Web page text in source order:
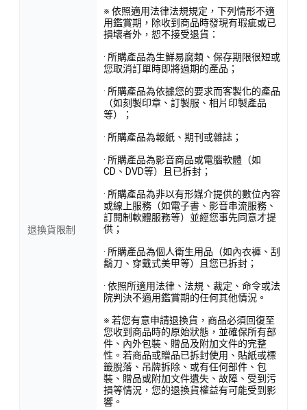
退換貨限制
※ 依照適用法律法規規定，下列情形不適
用鑑賞期，除收到商品時發現有瑕疵或已
損壞者外，恕不接受退貨：
· 所購產品為生鮮易腐類、保存期限很短或
您取消訂單時即將過期的產品；
· 所購產品為依據您的要求而客製化的產品
（如刻製印章、訂製服、相片印製產品
等）；
· 所購產品為報紙、期刊或雜誌；
· 所購產品為影音商品或電腦軟體（如
CD、DVD等）且已拆封；
· 所購產品為非以有形媒介提供的數位內容
或線上服務（如電子書、影音串流服務、
訂閱制軟體服務等）並經您事先同意才提
供；
· 所購產品為個人衛生用品（如內衣褲、刮
鬍刀、穿戴式美甲等）且您已拆封；
· 依照所適用法律、法規、裁定、命令或法
院判決不適用鑑賞期的任何其他情況。
※ 若您有意申請退換貨，商品必須回復至
您收到商品時的原始狀態，並確保所有部
件、內外包裝、贈品及附加文件的完整
性。若商品或贈品已拆封使用、貼紙或標
籤脫落、吊牌拆除、或有任何部件、包
裝、贈品或附加文件遺失、故障、受到污
損等情況，您的退換貨權益有可能受到影
響。